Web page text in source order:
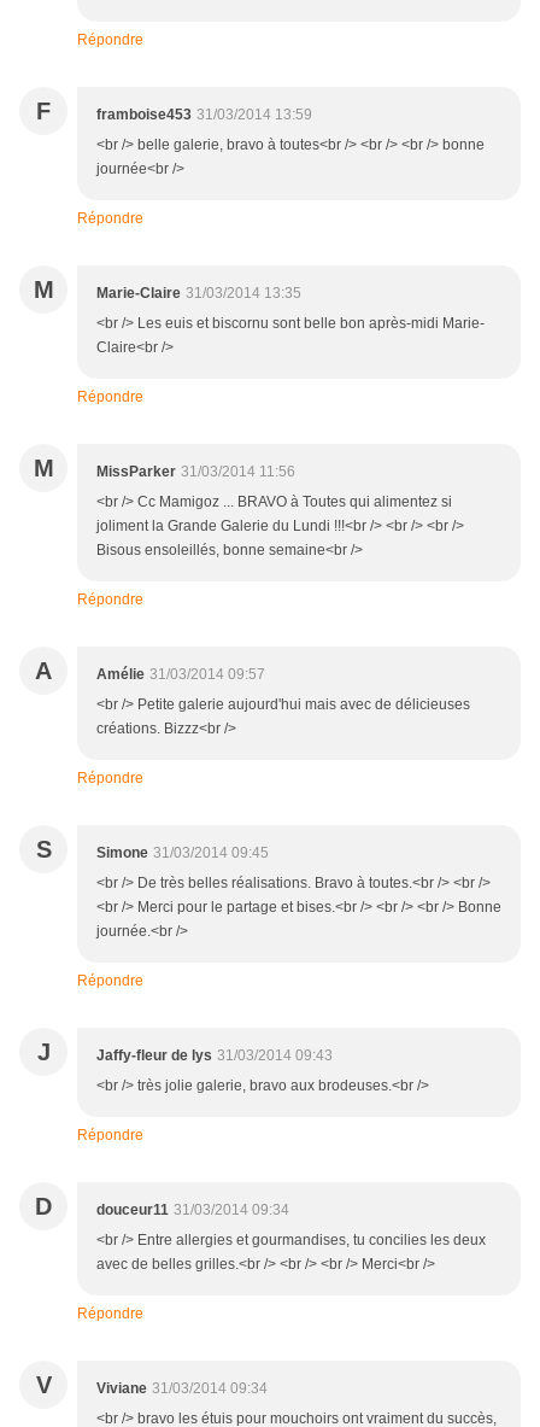
Répondre
F framboise453 31/03/2014 13:59
<br /> belle galerie, bravo à toutes<br /> <br /> <br /> bonne
journée<br />
Répondre
M Marie-Claire 31/03/2014 13:35
<br /> Les euis et biscornu sont belle bon après-midi Marie-
Claire<br />
Répondre
M MissParker 31/03/2014 11:56
<br /> Cc Mamigoz ... BRAVO à Toutes qui alimentez si
joliment la Grande Galerie du Lundi !!!<br /> <br /> <br />
Bisous ensoleillés, bonne semaine<br />
Répondre
A Amélie 31/03/2014 09:57
<br /> Petite galerie aujourd'hui mais avec de délicieuses
créations. Bizzz<br />
Répondre
S Simone 31/03/2014 09:45
<br /> De très belles réalisations. Bravo à toutes.<br /> <br />
<br /> Merci pour le partage et bises.<br /> <br /> <br /> Bonne
journée.<br />
Répondre
J Jaffy-fleur de lys 31/03/2014 09:43
<br /> très jolie galerie, bravo aux brodeuses.<br />
Répondre
D douceur11 31/03/2014 09:34
<br /> Entre allergies et gourmandises, tu concilies les deux
avec de belles grilles.<br /> <br /> <br /> Merci<br />
Répondre
V Viviane 31/03/2014 09:34
<br /> bravo les étuis pour mouchoirs ont vraiment du succès,